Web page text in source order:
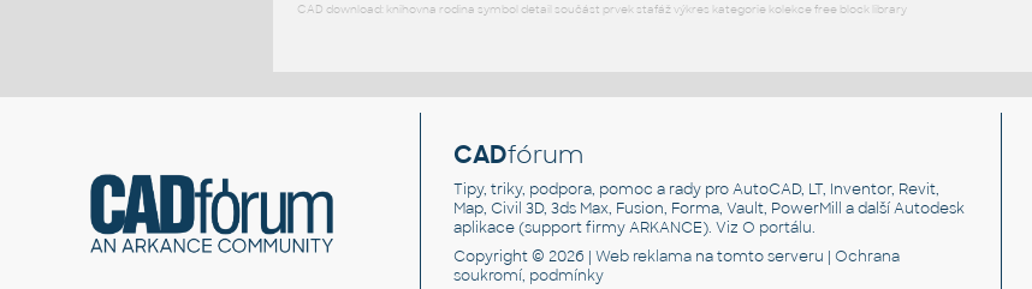
CAD download: knihovna rodina symbol detail součást prvek stafáž výkres kategorie kolekce free block library
CADfórum
Tipy, triky, podpora, pomoc a rady pro AutoCAD, LT, Inventor, Revit,
Map, Civil 3D, 3ds Max, Fusion, Forma, Vault, PowerMill a další Autodesk
aplikace (support firmy ARKANCE). VizO portálu.
Copyright © 2026 |Web reklama na tomto serveru |Ochrana
soukromí, podmínky